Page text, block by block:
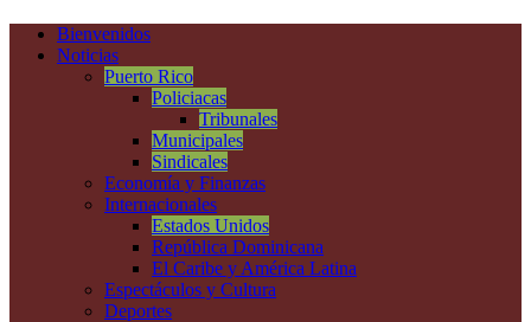
Bienvenidos
Noticias
Puerto Rico
Policiacas
Tribunales
Municipales
Sindicales
Economía y Finanzas
Internacionales
Estados Unidos
República Dominicana
El Caribe y América Latina
Espectáculos y Cultura
Deportes